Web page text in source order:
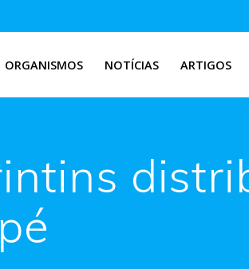
ORGANISMOS NOTÍCIAS ARTIGOS